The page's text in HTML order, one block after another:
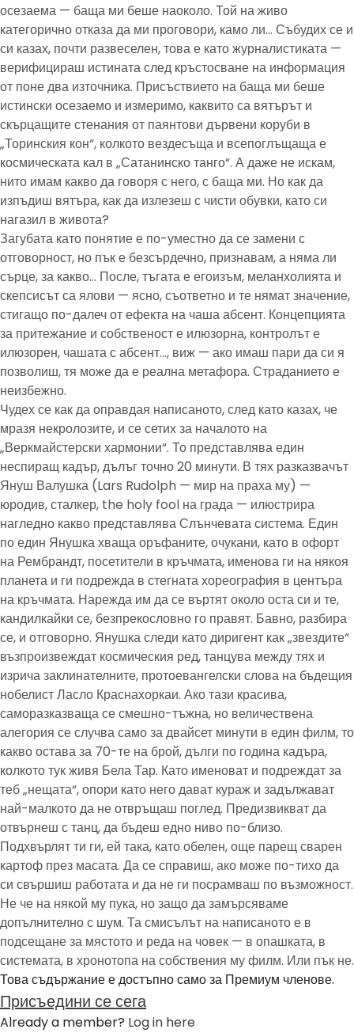
осезаема — баща ми беше наоколо. Той на живо
категорично отказа да ми проговори, камо ли… Събудих се и
си казах, почти развеселен, това е като журналистиката —
верифицираш истината след кръстосване на информация
от поне два източника. Присъствието на баща ми беше
истински осезаемо и измеримо, каквито са вятърът и
скърцащите стенания от паянтови дървени коруби в
„Торинския кон“, колкото вездесъща и всепоглъщаща е
космическата кал в „Сатанинско танго“. А даже не искам,
нито имам какво да говоря с него, с баща ми. Но как да
изпъдиш вятъра, как да излезеш с чисти обувки, като си
нагазил в живота?
Загубата като понятие е по-уместно да се замени с
отговорност, но пък е безсърдечно, признавам, а няма ли
сърце, за какво… После, тъгата е егоизъм, меланхолията и
скепсисът са ялови — ясно, съответно и те нямат значение,
стигащо по-далеч от ефекта на чаша абсент. Концепцията
за притежание и собственост е илюзорна, контролът е
илюзорен, чашата с абсент…, виж — ако имаш пари да си я
позволиш, тя може да е реална метафора. Страданието е
неизбежно.
Чудех се как да оправдая написаното, след като казах, че
мразя некролозите, и се сетих за началото на
„Веркмайстерски хармонии“. То представлява един
неспиращ кадър, дълъг точно 20 минути. В тях разказвачът
Януш Валушка (Lars Rudolph — мир на праха му) —
юродив, сталкер, the holy fool на града — илюстрира
нагледно какво представлява Слънчевата система. Един
по един Янушка хваща оръфаните, очукани, като в офорт
на Рембрандт, посетители в кръчмата, именова ги на някоя
планета и ги подрежда в стегната хореография в центъра
на кръчмата. Нарежда им да се въртят около оста си и те,
кандилкайки се, безпрекословно го правят. Бавно, разбира
се, и отговорно. Янушка следи като диригент как „звездите“
възпроизвеждат космическия ред, танцува между тях и
изрича заклинателните, протоевангелски слова на бъдещия
нобелист Ласло Краснахоркаи. Ако тази красива,
саморазказваща се смешно-тъжна, но величествена
алегория се случва само за двайсет минути в един филм, то
какво остава за 70-те на брой, дълги по година кадъра,
колкото тук живя Бела Тар. Като именоват и подреждат за
теб „нещата“, опори като него дават кураж и задължават
най-малкото да не отвръщаш поглед. Предизвикват да
отвърнеш с танц, да бъдеш едно ниво по-близо.
Подхвърлят ти ги, ей така, като обелен, още парещ сварен
картоф през масата. Да се справиш, ако може по-тихо да
си свършиш работата и да не ги посрамваш по възможност.
Не че на някой му пука, но защо да замърсяваме
допълнително с шум. Та смисълът на написаното е в
подсещане за мястото и реда на човек — в опашката, в
системата, в хронотопа на собствения му филм. Или пък не.
Това съдържание е достъпно само за Премиум членове.
Присъедини се сега
Already a member? Log in here